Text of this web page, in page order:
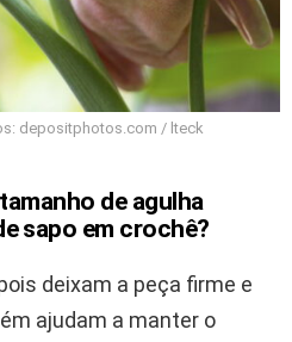
depositphotos.com / lteck
de agulha
sapo em crochê?
deixam a peça firme e
ajudam a manter o